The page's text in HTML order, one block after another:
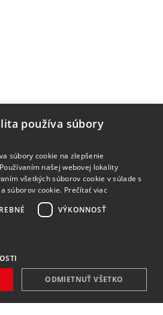
používa súbory
súbory cookie na zlepšenie
našej webovej lokality
všetkých súborov cookie v súlade s
súborov cookie. Prečítať viac
VÝKONNOSŤ
ODMIETNUŤ VŠETKO